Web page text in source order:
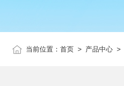
当前位置： 首页 > 产品中心 >